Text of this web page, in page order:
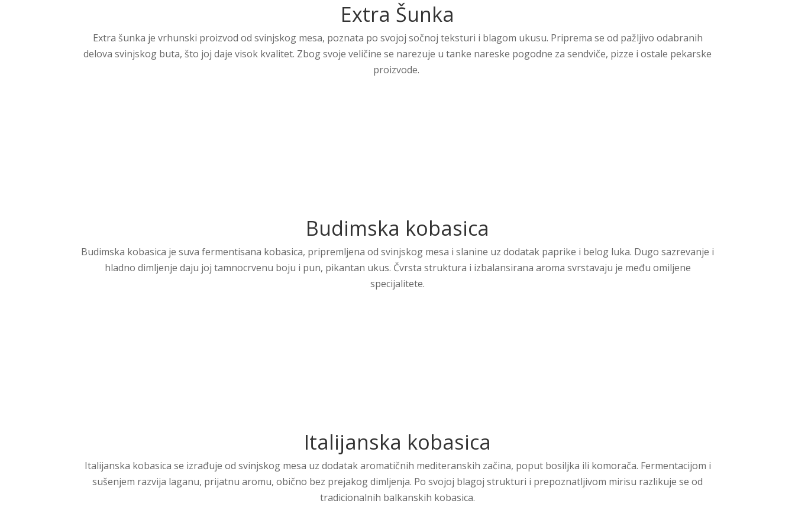
Extra Šunka
Extra šunka je vrhunski proizvod od svinjskog mesa, poznata po svojoj sočnoj teksturi i blagom ukusu. Priprema se od pažljivo odabranih
delova svinjskog buta, što joj daje visok kvalitet. Zbog svoje veličine se narezuje u tanke nareske pogodne za sendviče, pizze i ostale pekarske
proizvode.
Budimska kobasica
Budimska kobasica je suva fermentisana kobasica, pripremljena od svinjskog mesa i slanine uz dodatak paprike i belog luka. Dugo sazrevanje i
hladno dimljenje daju joj tamnocrvenu boju i pun, pikantan ukus. Čvrsta struktura i izbalansirana aroma svrstavaju je među omiljene
specijalitete.
Italijanska kobasica
Italijanska kobasica se izrađuje od svinjskog mesa uz dodatak aromatičnih mediteranskih začina, poput bosiljka ili komorača. Fermentacijom i
sušenjem razvija laganu, prijatnu aromu, obično bez prejakog dimljenja. Po svojoj blagoj strukturi i prepoznatljivom mirisu razlikuje se od
tradicionalnih balkanskih kobasica.